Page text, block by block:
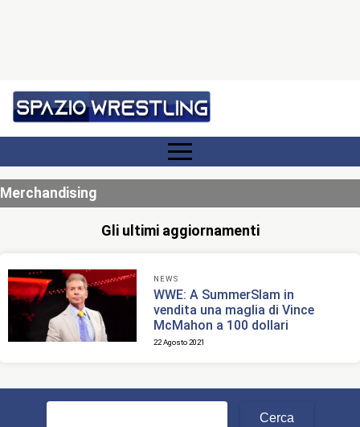
Merchandising
Gli ultimi aggiornamenti
NEWS
WWE: A SummerSlam in
vendita una maglia di Vince
McMahon a 100 dollari
22 Agosto 2021
Ricerca